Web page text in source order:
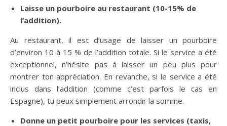
Laisse un pourboire au restaurant (10-15% de
l’addition).
Au restaurant, il est d’usage de laisser un pourboire
d’environ 10 à 15 % de l’addition totale. Si le service a été
exceptionnel, n’hésite pas à laisser un peu plus pour
montrer ton appréciation. En revanche, si le service a été
inclus dans l’addition (comme c’est parfois le cas en
Espagne), tu peux simplement arrondir la somme.
Donne un petit pourboire pour les services (taxis,